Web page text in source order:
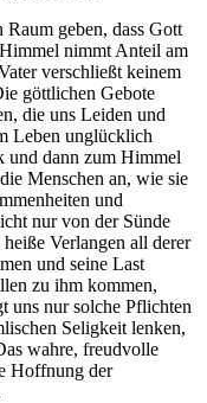
geben, dass Gott
nimmt Anteil am
verschließt keinem
göttlichen Gebote
die uns Leiden und
Leben unglücklich
und dann zum Himmel
Menschen an, wie sie
und
nur von der Sünde
Verlangen all derer
und seine Last
zu ihm kommen,
uns nur solche Pflichten
Seligkeit lenken,
wahre, freudvolle
Hoffnung der